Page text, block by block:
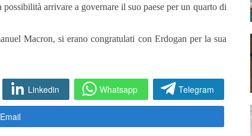
arrivare a governare il suo paese per un quarto di
Macron, si erano congratulati con Erdogan per la sua
Linkedin Whatsapp Telegram
Email